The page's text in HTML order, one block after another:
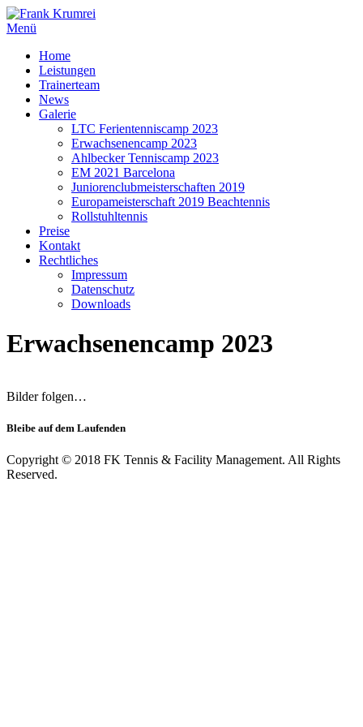
Zum
Inhalt
Menü
Home
Leistungen
Trainerteam
News
Galerie
LTC Ferientenniscamp 2023
Erwachsenencamp 2023
Ahlbecker Tenniscamp 2023
EM 2021 Barcelona
Juniorenclubmeisterschaften 2019
Europameisterschaft 2019 Beachtennis
Rollstuhltennis
Preise
Kontakt
Rechtliches
Impressum
Datenschutz
Downloads
Erwachsenencamp 2023
Bilder folgen…
Bleibe auf dem Laufenden
Copyright © 2018 FK Tennis & Facility Management. All Rights
Reserved.